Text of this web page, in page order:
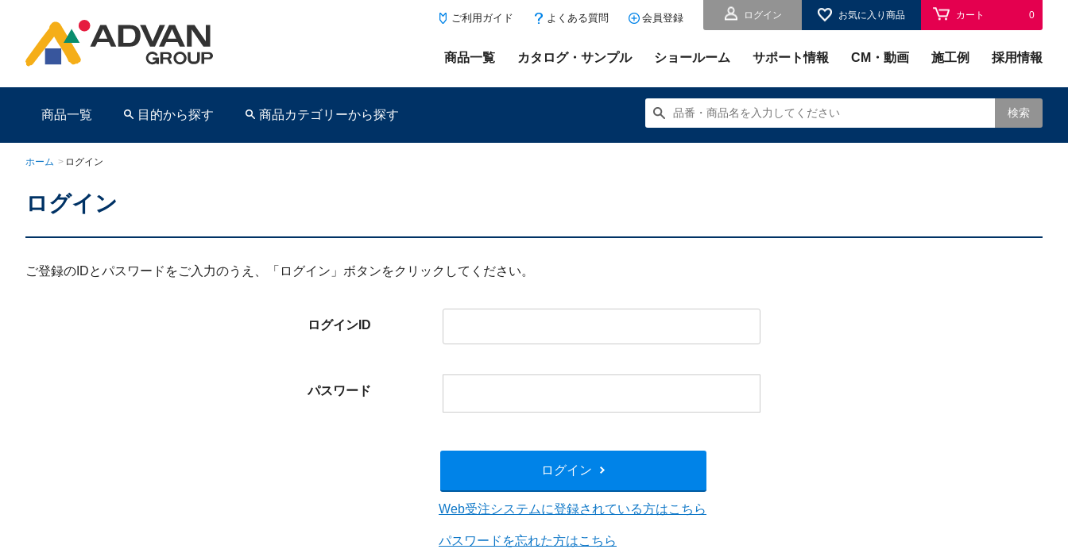
ログイン お気に入り商品 カート 0
ご利用ガイド よくある質問 会員登録
商品一覧 カタログ・サンプル ショールーム サポート情報 CM・動画 施工例 採用情報
商品一覧 目的から探す 商品カテゴリーから探す 検索
ホーム > ログイン
ログイン
ご登録のIDとパスワードをご入力のうえ、「ログイン」ボタンをクリックしてください。
ログインID
パスワード
ログイン
Web受注システムに登録されている方はこちら
パスワードを忘れた方はこちら